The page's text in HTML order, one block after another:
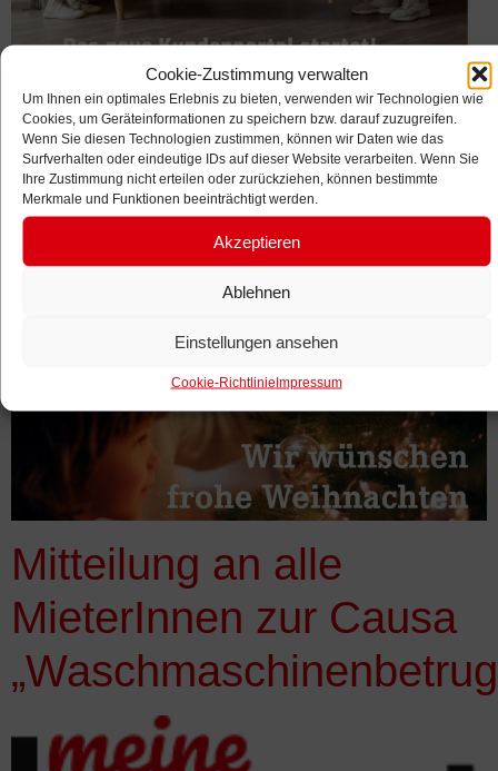
Cookie-Zustimmung verwalten
Um Ihnen ein optimales Erlebnis zu bieten, verwenden wir Technologien wie
Cookies, um Geräteinformationen zu speichern bzw. darauf zuzugreifen.
Wenn Sie diesen Technologien zustimmen, können wir Daten wie das
Surfverhalten oder eindeutige IDs auf dieser Website verarbeiten. Wenn Sie
Ihre Zustimmung nicht erteilen oder zurückziehen, können bestimmte
Merkmale und Funktionen beeinträchtigt werden.
Akzeptieren
Ablehnen
Einstellungen ansehen
Cookie-RichtlinieImpressum
Mitgliederzeitung –
Ausgabe 72/2024
Mitteilung an alle
MieterInnen zur Causa